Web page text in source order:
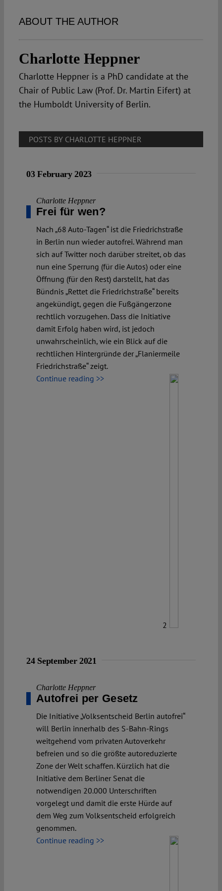
Spotlight
ABOUT THE AUTHOR
Charlotte Heppner
Charlotte Heppner is a PhD candidate at the
Chair of Public Law (Prof. Dr. Martin Eifert) at
the Humboldt University of Berlin.
POSTS BY CHARLOTTE HEPPNER
03 February 2023
Charlotte Heppner
Frei für wen?
Nach „68 Auto-Tagen“ ist die Friedrichstraße
in Berlin nun wieder autofrei. Während man
sich auf Twitter noch darüber streitet, ob das
nun eine Sperrung (für die Autos) oder eine
Öffnung (für den Rest) darstellt, hat das
Bündnis „Rettet die Friedrichstraße“ bereits
angekündigt, gegen die Fußgängerzone
rechtlich vorzugehen. Dass die Initiative
damit Erfolg haben wird, ist jedoch
unwahrscheinlich, wie ein Blick auf die
rechtlichen Hintergründe der „Flaniermeile
Friedrichstraße“ zeigt.
Continue reading >>
2
24 September 2021
Charlotte Heppner
Autofrei per Gesetz
Die Initiative „Volksentscheid Berlin autofrei“
will Berlin innerhalb des S-Bahn-Rings
weitgehend vom privaten Autoverkehr
befreien und so die größte autoreduzierte
Zone der Welt schaffen. Kürzlich hat die
Initiative dem Berliner Senat die
notwendigen 20.000 Unterschriften
vorgelegt und damit die erste Hürde auf
dem Weg zum Volksentscheid erfolgreich
genommen.
Continue reading >>